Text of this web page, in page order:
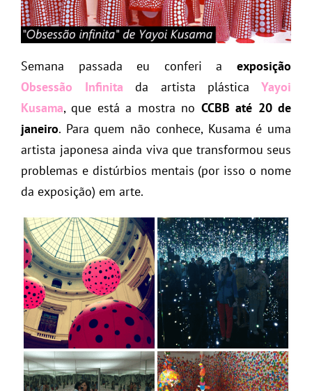
Semana passada eu conferi a exposição
Obsessão Infinita da artista plástica Yayoi
Kusama, que está a mostra no CCBB até 20 de
janeiro. Para quem não conhece, Kusama é uma
artista japonesa ainda viva que transformou seus
problemas e distúrbios mentais (por isso o nome
da exposição) em arte.